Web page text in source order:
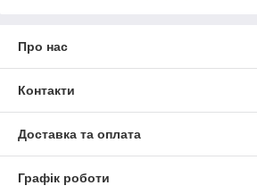
Про нас
Контакти
Доставка та оплата
Графік роботи